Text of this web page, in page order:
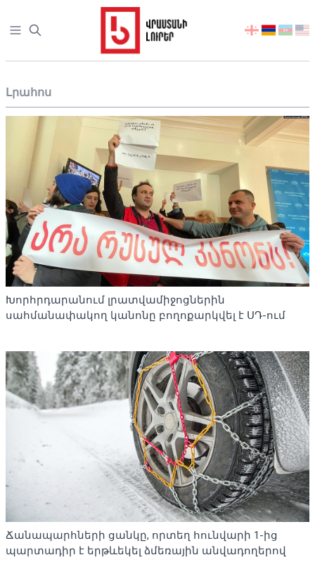
Open sidebar
აირჩიეთ
Լրահոս
Խորհրդարանում լրատվամիջոցներին
սահմանափակող կանոնը բողոքարկվել է ՍԴ-ում
Ճանապարհների ցանկը, որտեղ հունվարի 1-ից
պարտադիր է երթևեկել ձմեռային անվադողերով